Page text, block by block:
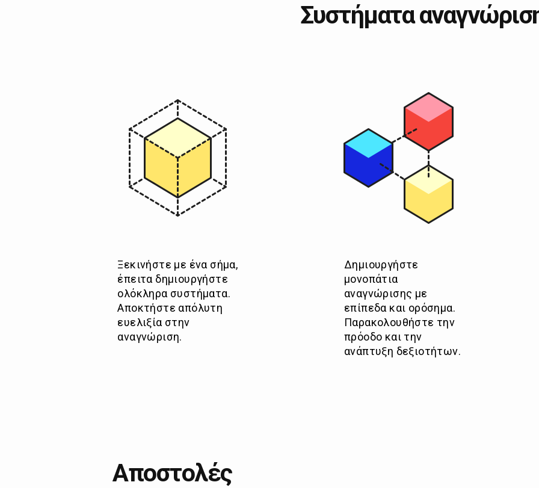
Συστήματα
Ξεκινήστε με ένα σήμα,
έπειτα δημιουργήστε
ολόκληρα συστήματα.
Αποκτήστε απόλυτη
ευελιξία στην
αναγνώριση.
Δημιουργήστε
μονοπάτια
αναγνώρισης με
επίπεδα και ορόσημα.
Παρακολουθήστε την
πρόοδο και την
ανάπτυξη δεξιοτήτων.
Αποστολές